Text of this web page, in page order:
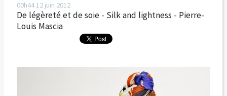
00h4412 juin 2012
De légèreté et de soie - Silk and lightness - Pierre-
Louis Mascia